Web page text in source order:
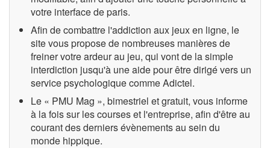
votre interface de paris.
Afin de combattre l'addiction aux jeux en ligne, le
site vous propose de nombreuses manières de
freiner votre ardeur au jeu, qui vont de la simple
interdiction jusqu'à une aide pour être dirigé vers un
service psychologique comme Adictel.
Le « PMU Mag », bimestriel et gratuit, vous informe
à la fois sur les courses et l'entreprise, afin d'être au
courant des derniers évènements au sein du
monde hippique.